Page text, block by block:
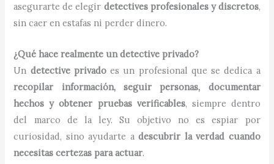
asegurarte de elegir detectives profesionales y discretos,
sin caer en estafas ni perder dinero.
¿Qué hace realmente un detective privado?
Un detective privadoes un profesional que se dedica a
recopilar información, seguir personas, documentar
hechos y obtener pruebas verificables, siempre dentro
del marco de la ley. Su objetivo no es espiar por
curiosidad, sino ayudarte adescubrir la verdad cuando
necesitas certezas para actuar.